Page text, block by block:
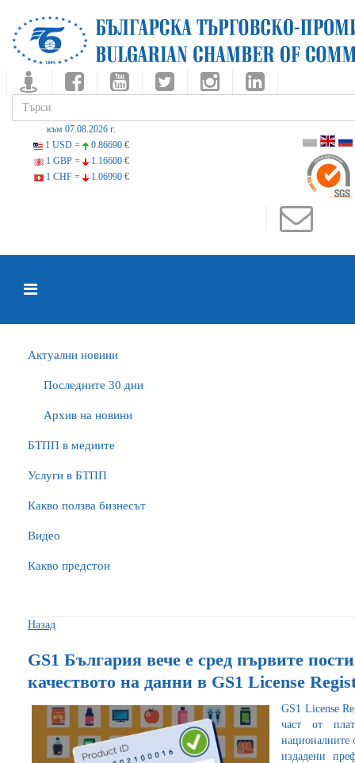
към 07.08.2026 г.
1 USD =
0.86690 €
1 GBP =
1.16600 €
1 CHF =
1.06990 €
Актуални новини
Последните 30 дни
Архив на новини
БTПП в медиите
Услуги в БТПП
Какво ползва бизнесът
Видео
Какво предстои
Назад
GS1 България вече е сред първите
качеството на данни в GS1 License
GS1 License
част от
националните
издадени